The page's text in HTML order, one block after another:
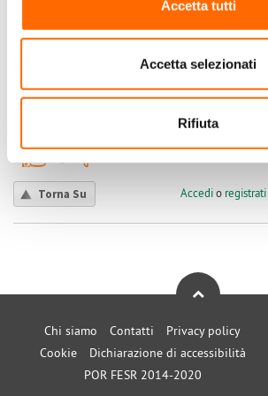
Accetta tutti
Accetta selezionati
Rifiuta
2020
Submitted by marcowireless on Dom, 14/09/2025 -
+1
0 -1
Torna Su Accedio registrati
Chi siamo Contatti
Privacy policy
Cookie
Dichiarazione di accessibilità
POR FESR 2014-2020